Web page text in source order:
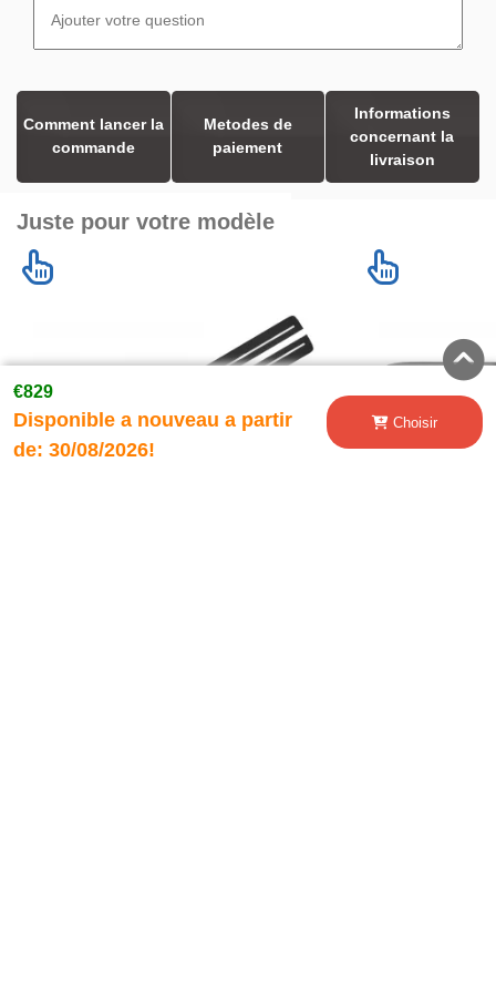
Comment lancer la
commande
Metodes de
paiement
Informations
concernant la
livraison
Juste pour votre modèle
€829
Disponible a nouveau a partir
de: 30/08/2026!
Choisir